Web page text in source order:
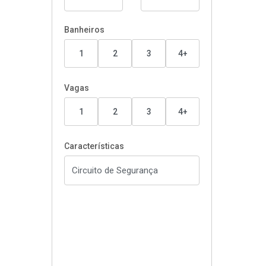
Banheiros
1 2 3 4+
Vagas
1 2 3 4+
Características